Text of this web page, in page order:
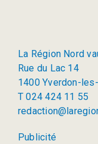
La Région Nord
Rue du Lac 14
1400 Yverdon-
T 024 424 11 55
Publicité